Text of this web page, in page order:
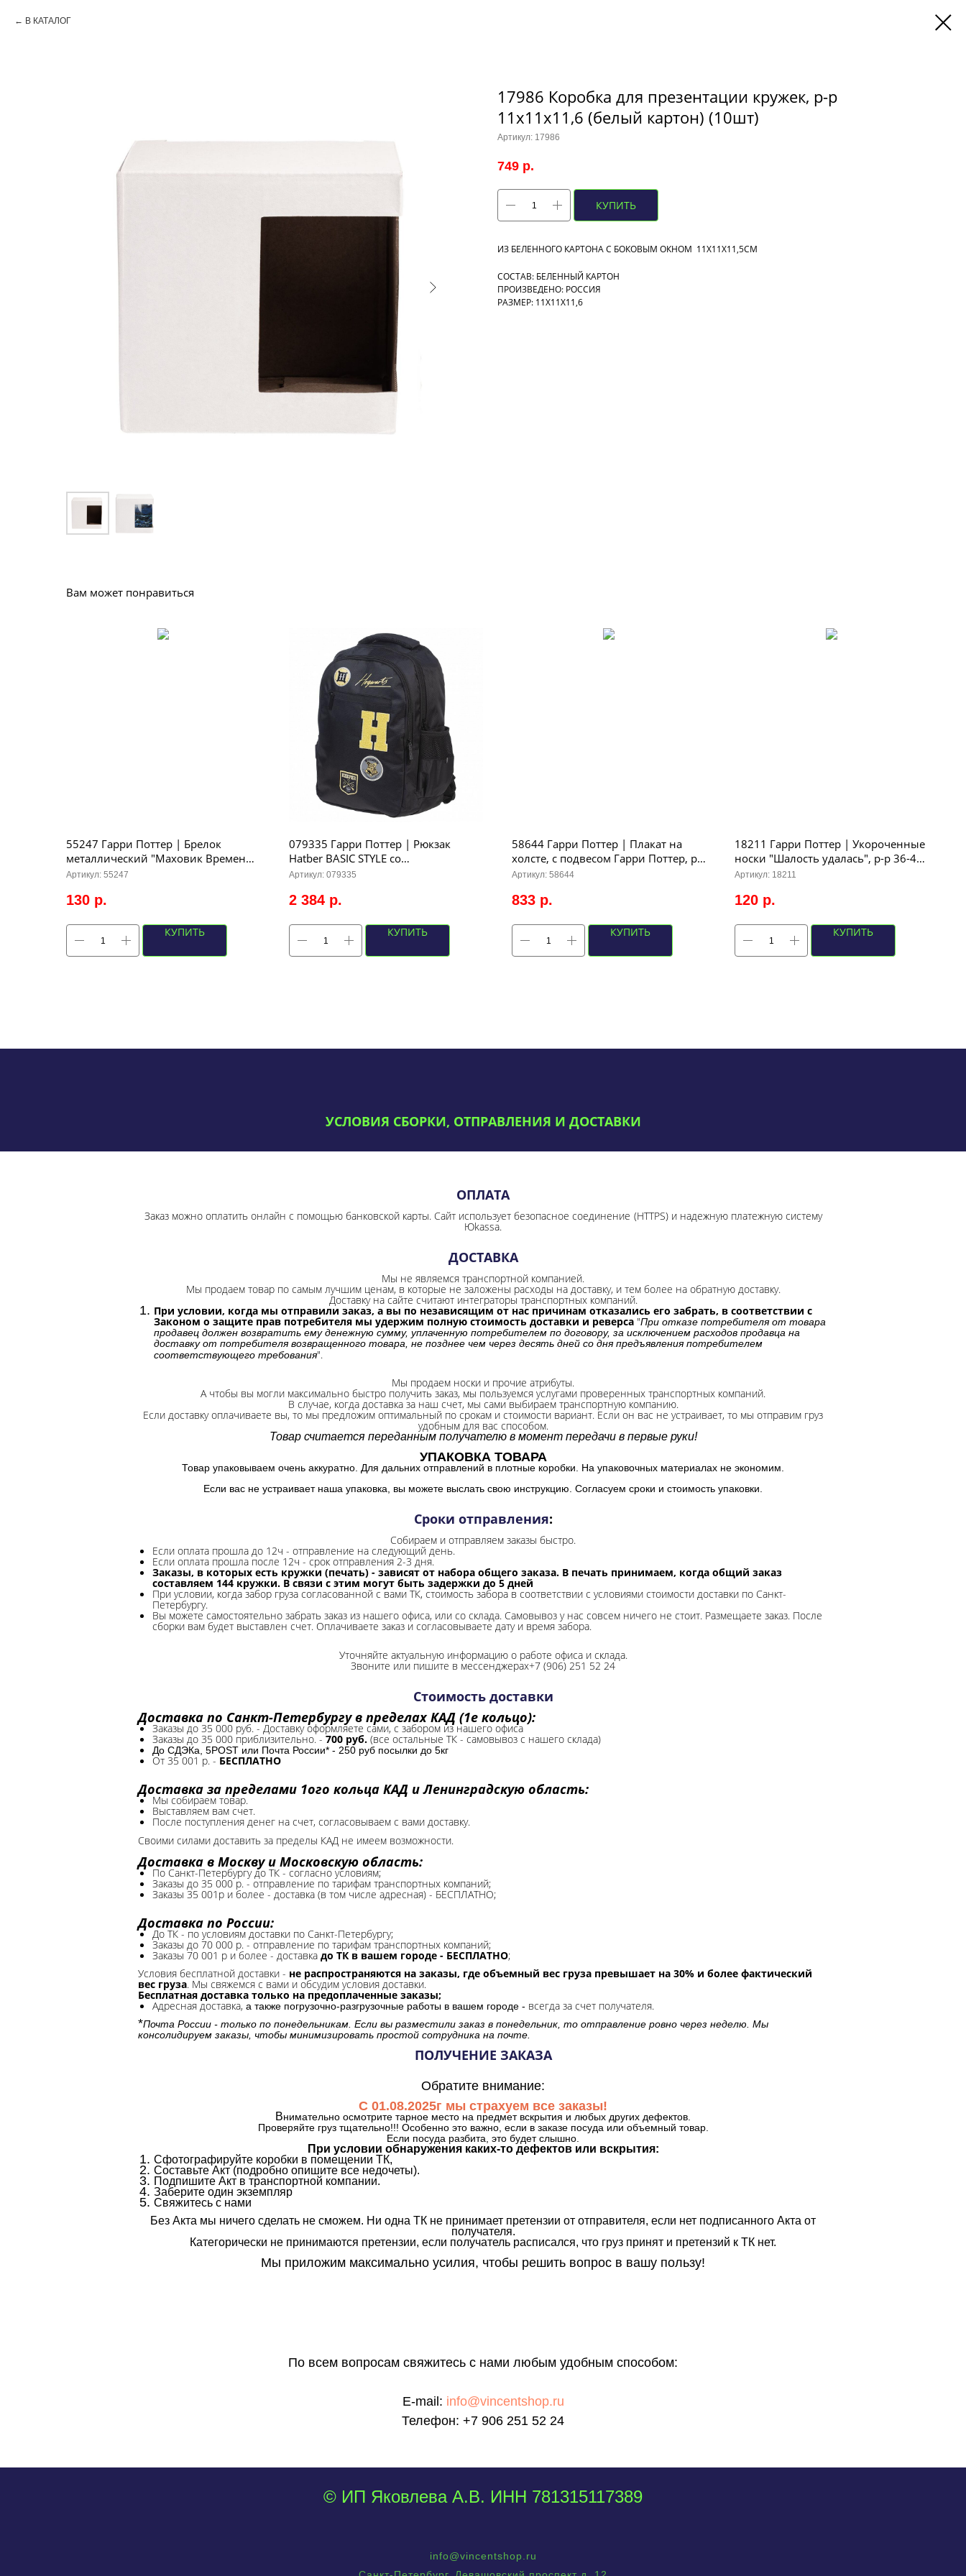
В КАТАЛОГ
17986 Коробка для презентации кружек, р-р
11х11х11,6 (белый картон) (10шт)
Артикул: 17986
749 р.
КУПИТЬ
ИЗ БЕЛЕННОГО КАРТОНА С БОКОВЫМ ОКНОМ 11Х11Х11,5СМ
СОСТАВ: БЕЛЕННЫЙ КАРТОН
ПРОИЗВЕДЕНО: РОССИЯ
РАЗМЕР: 11Х11Х11,6
Вам может понравиться
55247 Гарри Поттер | Брелок
металлический "Маховик Времени",
8см (античное серебро)
Артикул: 55247
130 р.
КУПИТЬ
079335 Гарри Поттер | Рюкзак
Hatber BASIC STYLE со
светооражающими элементами,
Артикул: 079335
2 384 р.
КУПИТЬ
58644 Гарри Поттер | Плакат на
холсте, с подвесом Гарри Поттер, р-
р 40Х120см
Артикул: 58644
833 р.
КУПИТЬ
18211 Гарри Поттер | Укороченные
носки "Шалость удалась", р-р 36-40
(синий/бордовый)
Артикул: 18211
120 р.
КУПИТЬ
УСЛОВИЯ СБОРКИ, ОТПРАВЛЕНИЯ И ДОСТАВКИ
ОПЛАТА
Заказ можно оплатить онлайн с помощью банковской карты. Сайт использует безопасное соединение (HTTPS) и надежную платежную систему
Юkassa.
ДОСТАВКА
Мы не являемся транспортной компанией.
Мы продаем товар по самым лучшим ценам, в которые не заложены расходы на доставку, и тем более на обратную доставку.
Доставку на сайте считают интеграторы транспортных компаний.
При условии, когда мы отправили заказ, а вы по независящим от нас причинам отказались его забрать, в соответствии с
Законом о защите прав потребителя мы удержим полную стоимость доставки и реверса "При отказе потребителя от товара
продавец должен возвратить ему денежную сумму, уплаченную потребителем по договору, за исключением расходов продавца на
доставку от потребителя возвращенного товара, не позднее чем через десять дней со дня предъявления потребителем
соответствующего требования".
Мы продаем носки и прочие атрибуты.
А чтобы вы могли максимально быстро получить заказ, мы пользуемся услугами проверенных транспортных компаний.
В случае, когда доставка за наш счет, мы сами выбираем транспортную компанию.
Если доставку оплачиваете вы, то мы предложим оптимальный по срокам и стоимости вариант. Если он вас не устраивает, то мы отправим груз
удобным для вас способом.
Товар считается переданным получателю в момент передачи в первые руки!
УПАКОВКА ТОВАРА
Товар упаковываем очень аккуратно. Для дальних отправлений в плотные коробки. На упаковочных материалах не экономим.
Если вас не устраивает наша упаковка, вы можете выслать свою инструкцию. Согласуем сроки и стоимость упаковки.
Сроки отправления:
Собираем и отправляем заказы быстро.
Если оплата прошла до 12ч - отправление на следующий день.
Если оплата прошла после 12ч - срок отправления 2-3 дня.
Заказы, в которых есть кружки (печать) - зависят от набора общего заказа. В печать принимаем, когда общий заказ
составляем 144 кружки. В связи с этим могут быть задержки до 5 дней
При условии, когда забор груза согласованной с вами ТК, стоимость забора в соответствии с условиями стоимости доставки по Санкт-
Петербургу.
Вы можете самостоятельно забрать заказ из нашего офиса, или со склада. Самовывоз у нас совсем ничего не стоит. Размещаете заказ. После
сборки вам будет выставлен счет. Оплачиваете заказ и согласовываете дату и время забора.
Уточняйте актуальную информацию о работе офиса и склада.
Звоните или пишите в мессенджерах+7 (906) 251 52 24
Стоимость доставки
Доставка по Санкт-Петербургу в пределах КАД (1е кольцо):
Заказы до 35 000 руб. - Доставку оформляете сами, с забором из нашего офиса
Заказы до 35 000 приблизительно. - 700 руб. (все остальные ТК - самовывоз с нашего склада)
До СДЭКа, 5POST или Почта России* - 250 руб посылки до 5кг
От 35 001 р. - БЕСПЛАТНО
Доставка за пределами 1ого кольца КАД и Ленинградскую область:
Мы собираем товар.
Выставляем вам счет.
После поступления денег на счет, согласовываем с вами доставку.
Своими силами доставить за пределы КАД не имеем возможности.​
Доставка в Москву и Московскую область:
По Санкт-Петербургу до ТК - согласно условиям;
Заказы до 35 000 р. - отправление по тарифам транспортных компаний;
Заказы 35 001р и более - доставка (в том числе адресная) - БЕСПЛАТНО;
Доставка по России:
До ТК - по условиям доставки по Санкт-Петербургу;
Заказы до 70 000 р. - отправление по тарифам транспортных компаний;
Заказы 70 001 р и более - доставка до ТК в вашем городе - БЕСПЛАТНО;
Условия бесплатной доставки - не распространяются на заказы, где объемный вес груза превышает на 30% и более фактический
вес груза. Мы свяжемся с вами и обсудим условия доставки.
Бесплатная доставка только на предоплаченные заказы;
Адресная доставка, а также погрузочно-разгрузочные работы в вашем городе - всегда за счет получателя.
*Почта России - только по понедельникам. Если вы разместили заказ в понедельник, то отправление ровно через неделю. Мы
консолидируем заказы, чтобы минимизировать простой сотрудника на почте.
ПОЛУЧЕНИЕ ЗАКАЗА
Обратите внимание:
С 01.08.2025г мы страхуем все заказы!
Внимательно осмотрите тарное место на предмет вскрытия и любых других дефектов.
Проверяйте груз тщательно!!! Особенно это важно, если в заказе посуда или объемный товар.
Если посуда разбита, это будет слышно.
При условии обнаружения каких-то дефектов или вскрытия:
Сфотографируйте коробки в помещении ТК,
Составьте Акт (подробно опишите все недочеты).
Подпишите Акт в транспортной компании.
Заберите один экземпляр
Свяжитесь с нами
Без Акта мы ничего сделать не сможем. Ни одна ТК не принимает претензии от отправителя, если нет подписанного Акта от
получателя.
Категорически не принимаются претензии, если получатель расписался, что груз принят и претензий к ТК нет.
Мы приложим максимально усилия, чтобы решить вопрос в вашу пользу!
По всем вопросам свяжитесь с нами любым удобным способом:
E-mail: info@vincentshop.ru
Телефон: +7 906 251 52 24
© ИП Яковлева А.В. ИНН 781315117389
info@vincentshop.ru